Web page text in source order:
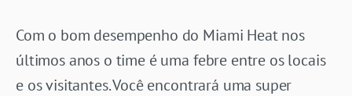
Com o bom desempenho do Miami Heat nos
últimos anos o time é uma febre entre os locais
e os visitantes. Você encontrará uma super